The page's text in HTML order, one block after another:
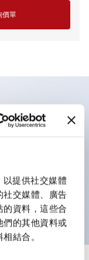
提供社交媒體
社交媒體、廣告
資料，這些合
們的其他資料或
結合。
價單
22mm軸長的